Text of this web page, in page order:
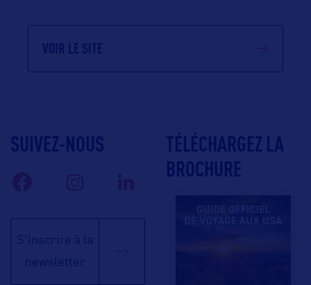
VOIR LE SITE
SUIVEZ-NOUS
S'inscrire à la
newsletter
TÉLÉCHARGEZ LA
BROCHURE